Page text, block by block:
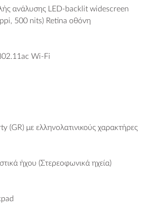
ανάλυσης LED-backlit widescreen
500 nits) Retina οθόνη
Wi-Fi
(GR) με ελληνολατινικούς χαρακτήρες
ήχου (Στερεοφωνικά ηχεία)